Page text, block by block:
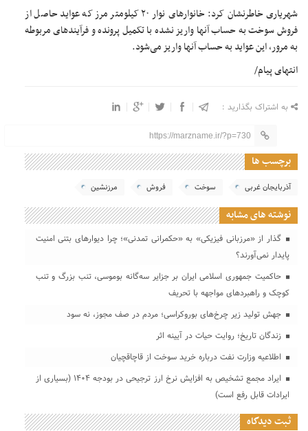
شهریاری خاطرنشان کرد: خانوارهای نوار ۲۰ کیلومتر مرز که عواید حاصل از
فروش سوخت به حساب آنها واریز نشده با تکمیل پرونده و فرآیندهای مربوطه
به مرور، این عواید به حساب آنها واریز می‌شود.
انتهای پیام/
به اشتراک بگذارید :
https://marzname.ir/?p=730
برچسب ها
آذربایجان غربی سوخت فروش مرزنشین
نوشته های مشابه
گذار از «مرزبانی فیزیکی» به «حکمرانی تمدنی»؛ چرا دیوارهای بتنی امنیت
پایدار نمی‌آورند؟
حاکمیت جمهوری اسلامی ایران بر جزایر سه‌گانه بوموسی، تنب بزرگ و‌ تنب
کوچک و راهبردهای مواجهه با تحریف
جهش تولید زیر چرخ‌های بوروکراسی؛ مردم در صف مجوز، نه سود
زندگان تاریخ؛ روایت حیات در آیینه اثر
اطلاعیه وزارت نفت درباره خرید سوخت از قاچاقچیان
ایراد مجمع تشخیص به افزایش نرخ ارز ترجیحی در بودجه ۱۴۰۴ (بسیاری از
ایرادات قابل رفع است)
ثبت دیدگاه